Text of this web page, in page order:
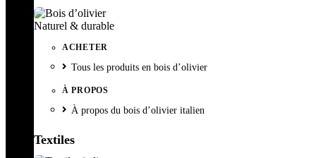
Naturel & durable
ACHETER
Tous les produits en bois d’olivier
À PROPOS
À propos du bois d’olivier italien
Textiles